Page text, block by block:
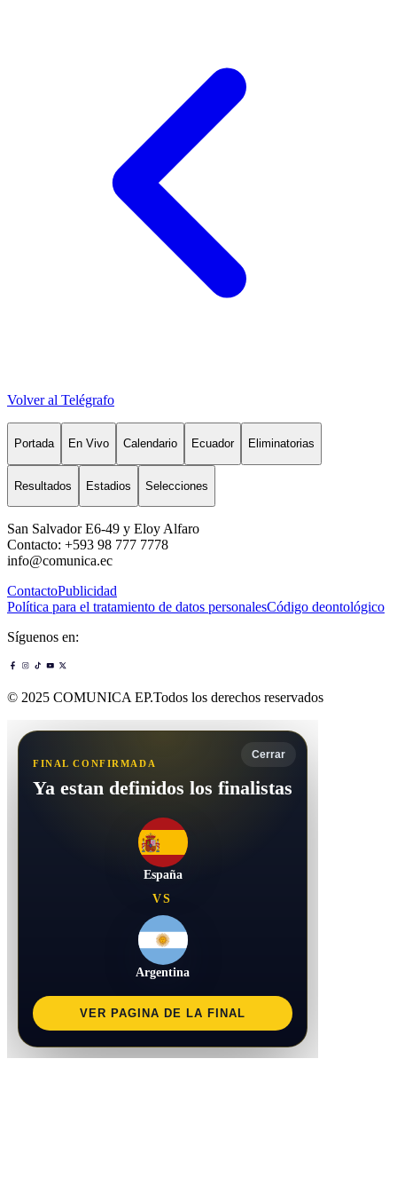
Volver al Telégrafo
Portada En Vivo Calendario Ecuador Eliminatorias
Resultados Estadios Selecciones
San Salvador E6-49 y Eloy Alfaro
Contacto: +593 98 777 7778
info@comunica.ec
ContactoPublicidad
Política para el tratamiento de datos personalesCódigo deontológico
Síguenos en:
© 2025 COMUNICA EP.Todos los derechos reservados
Cerrar
FINAL CONFIRMADA
Ya estan definidos los finalistas
España
VS
Argentina
VER PAGINA DE LA FINAL